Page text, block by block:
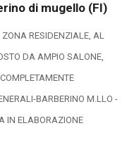
di mugello (FI)
RESIDENZIALE, AL
DA AMPIO SALONE,
BARBERINO M.LLO -
IN ELABORAZIONE